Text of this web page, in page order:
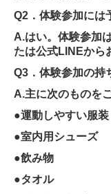
Q2．体験参加には
A.はい。体験参加
たは公式LINEから
Q3．体験参加の持
A.主に次のものを
●運動しやすい服装
●室内用シューズ
●飲み物
●タオル